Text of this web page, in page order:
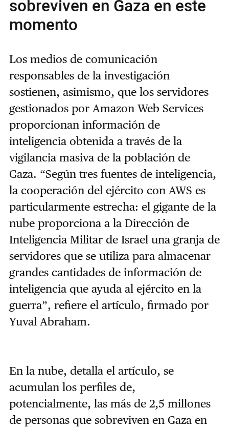
sobreviven en Gaza en este
momento
Los medios de comunicación
responsables de la investigación
sostienen, asimismo, que los servidores
gestionados por Amazon Web Services
proporcionan información de
inteligencia obtenida a través de la
vigilancia masiva de la población de
Gaza. “Según tres fuentes de inteligencia,
la cooperación del ejército con AWS es
particularmente estrecha: el gigante de la
nube proporciona a la Dirección de
Inteligencia Militar de Israel una granja de
servidores que se utiliza para almacenar
grandes cantidades de información de
inteligencia que ayuda al ejército en la
guerra”, refiere el artículo, firmado por
Yuval Abraham.
En la nube, detalla el artículo, se
acumulan los perfiles de,
potencialmente, las más de 2,5 millones
de personas que sobreviven en Gaza en